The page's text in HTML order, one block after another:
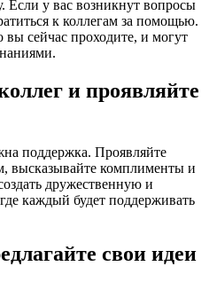
у вас возникнут вопросы
к коллегам за помощью.
сейчас проходите, и могут
и проявляйте
поддержка. Проявляйте
высказывайте комплименты и
дружественную и
каждый будет поддерживать
свои идеи